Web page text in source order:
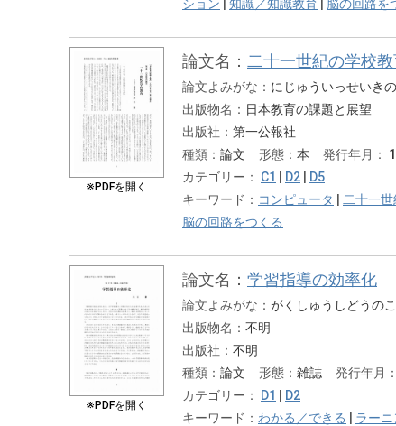
ション
知識／知識教育 脳の回路を
※PDFを開く
論文名： 二十一世紀の学校
論文よみがな： にじゅういっせいき
出版物名： 日本教育の課題と展望
出版社： 第一公報社
種類： 論文 形態： 本 発行年月：
カテゴリー： C1 D2
D5
キーワード： コンピュータ 二十一世
脳の回路をつくる
※PDFを開く
論文名： 学習指導の効率化
論文よみがな： がくしゅうしどうの
出版物名： 不明
出版社： 不明
種類： 論文 形態： 雑誌 発行年月：
カテゴリー：
D1
D2
キーワード： わかる／できる ラー